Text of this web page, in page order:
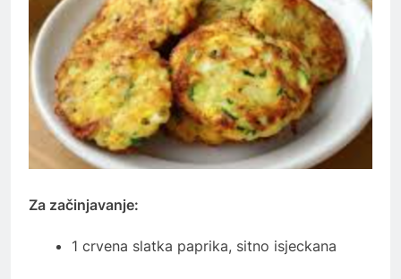
Za začinjavanje:
1 crvena slatka paprika, sitno isjeckana